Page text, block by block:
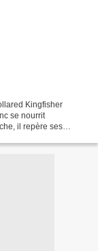
Kingfisher
se nourrit
il repère ses